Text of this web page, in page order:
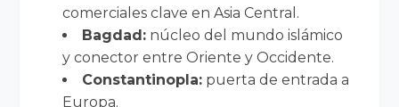
comerciales clave en Asia Central.
Bagdad: núcleo del mundo islámico
y conector entre Oriente y Occidente.
Constantinopla: puerta de entrada a
Europa.